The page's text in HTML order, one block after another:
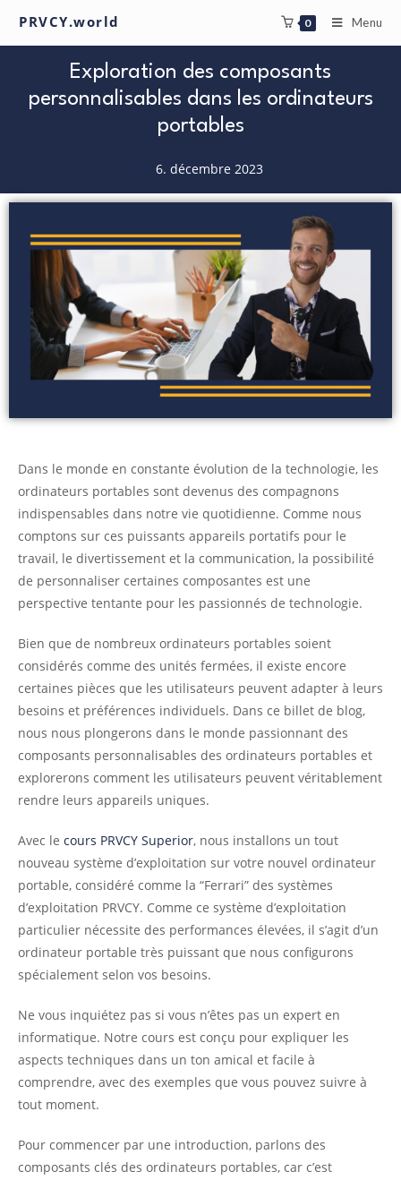
PRVCY.world 0 Menu
Exploration des composants
personnalisables dans les ordinateurs
portables
6. décembre 2023
Dans le monde en constante évolution de la technologie, les
ordinateurs portables sont devenus des compagnons
indispensables dans notre vie quotidienne. Comme nous
comptons sur ces puissants appareils portatifs pour le
travail, le divertissement et la communication, la possibilité
de personnaliser certaines composantes est une
perspective tentante pour les passionnés de technologie.
Bien que de nombreux ordinateurs portables soient
considérés comme des unités fermées, il existe encore
certaines pièces que les utilisateurs peuvent adapter à leurs
besoins et préférences individuels. Dans ce billet de blog,
nous nous plongerons dans le monde passionnant des
composants personnalisables des ordinateurs portables et
explorerons comment les utilisateurs peuvent véritablement
rendre leurs appareils uniques.
Avec le cours PRVCY Superior, nous installons un tout
nouveau système d’exploitation sur votre nouvel ordinateur
portable, considéré comme la “Ferrari” des systèmes
d’exploitation PRVCY. Comme ce système d’exploitation
particulier nécessite des performances élevées, il s’agit d’un
ordinateur portable très puissant que nous configurons
spécialement selon vos besoins.
Ne vous inquiétez pas si vous n’êtes pas un expert en
informatique. Notre cours est conçu pour expliquer les
aspects techniques dans un ton amical et facile à
comprendre, avec des exemples que vous pouvez suivre à
tout moment.
Pour commencer par une introduction, parlons des
composants clés des ordinateurs portables, car c’est